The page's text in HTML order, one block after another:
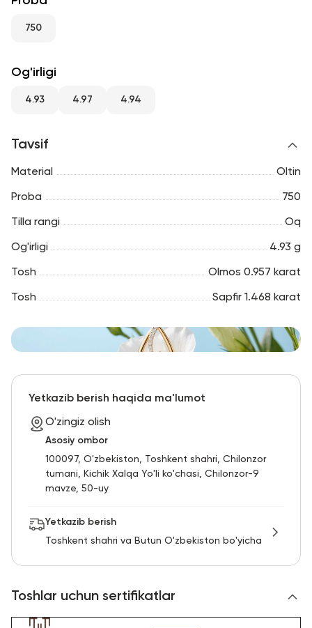
750
Og'irligi
4.93 4.97 4.94
Tavsif
Material Oltin
Proba 750
Tilla rangi Oq
Og'irligi 4.93 g
Tosh Olmos 0.957 karat
Tosh Sapfir 1.468 karat
Yetkazib berish haqida ma'lumot
O'zingiz olish
Asosiy ombor
100097, O'zbekiston, Toshkent shahri, Chilonzor
tumani, Kichik Xalqa Yo'li ko'chasi, Chilonzor-9
mavze, 50-uy
Yetkazib berish
Toshkent shahri va Butun O'zbekiston bo'yicha
Toshlar uchun sertifikatlar